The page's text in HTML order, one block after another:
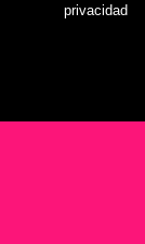
privacidad